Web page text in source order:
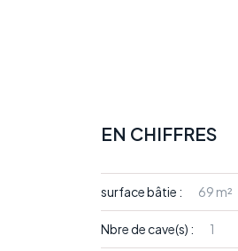
EN CHIFFRES
surface bâtie : 69 m²
Nbre de cave(s) : 1